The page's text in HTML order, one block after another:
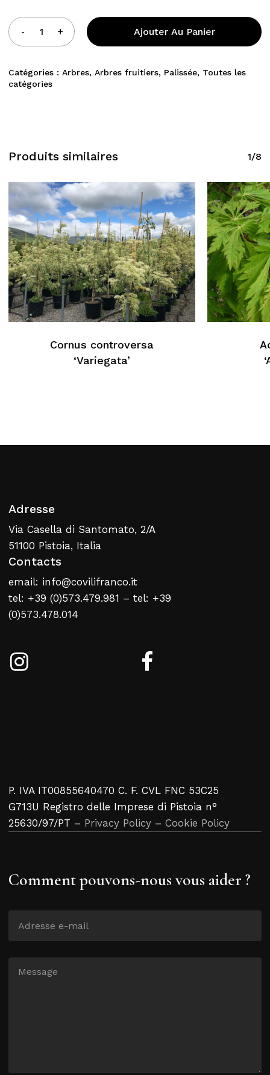
Aucun produit dans le
panier
Ajouter Au Panier
Catégories : Arbres, Arbres fruitiers, Palissée, Toutes les
catégories
Produits similaires 1/8
Cornus controversa
‘Variegata’
Adresse
Via Casella di Santomato, 2/A
51100 Pistoia, Italia
Contacts
email: info@covilifranco.it
tel: +39 (0)573.479.981 – tel: +39
(0)573.478.014
P. IVA IT00855640470 C. F. CVL FNC 53C25
G713U Registro delle Imprese di Pistoia n°
25630/97/PT – Privacy Policy – Cookie Policy
Comment pouvons-nous vous aider ?